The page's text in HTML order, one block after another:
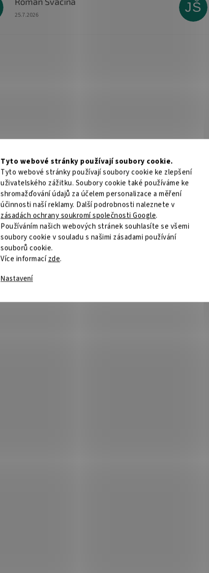
Tyto webové stránky používají soubory cookie.
Tyto webové stránky používají soubory cookie ke zlepšení
uživatelského zážitku. Soubory cookie také používáme ke
shromažďování údajů za účelem personalizace a měření
účinnosti naší reklamy. Další podrobnosti naleznete v
zásadách ochrany soukromí společnosti Google.
Používáním našich webových stránek souhlasíte se všemi
soubory cookie v souladu s našimi zásadami používání
souborů cookie.
Více informacízde.
Nastavení
Hodnocení obchodu je 5 z 5 hvězdiček.
25.7.2026
JŠ